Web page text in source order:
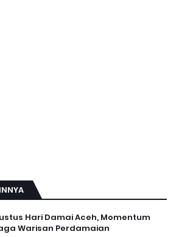
Hari Damai Aceh, Momentum
Warisan Perdamaian